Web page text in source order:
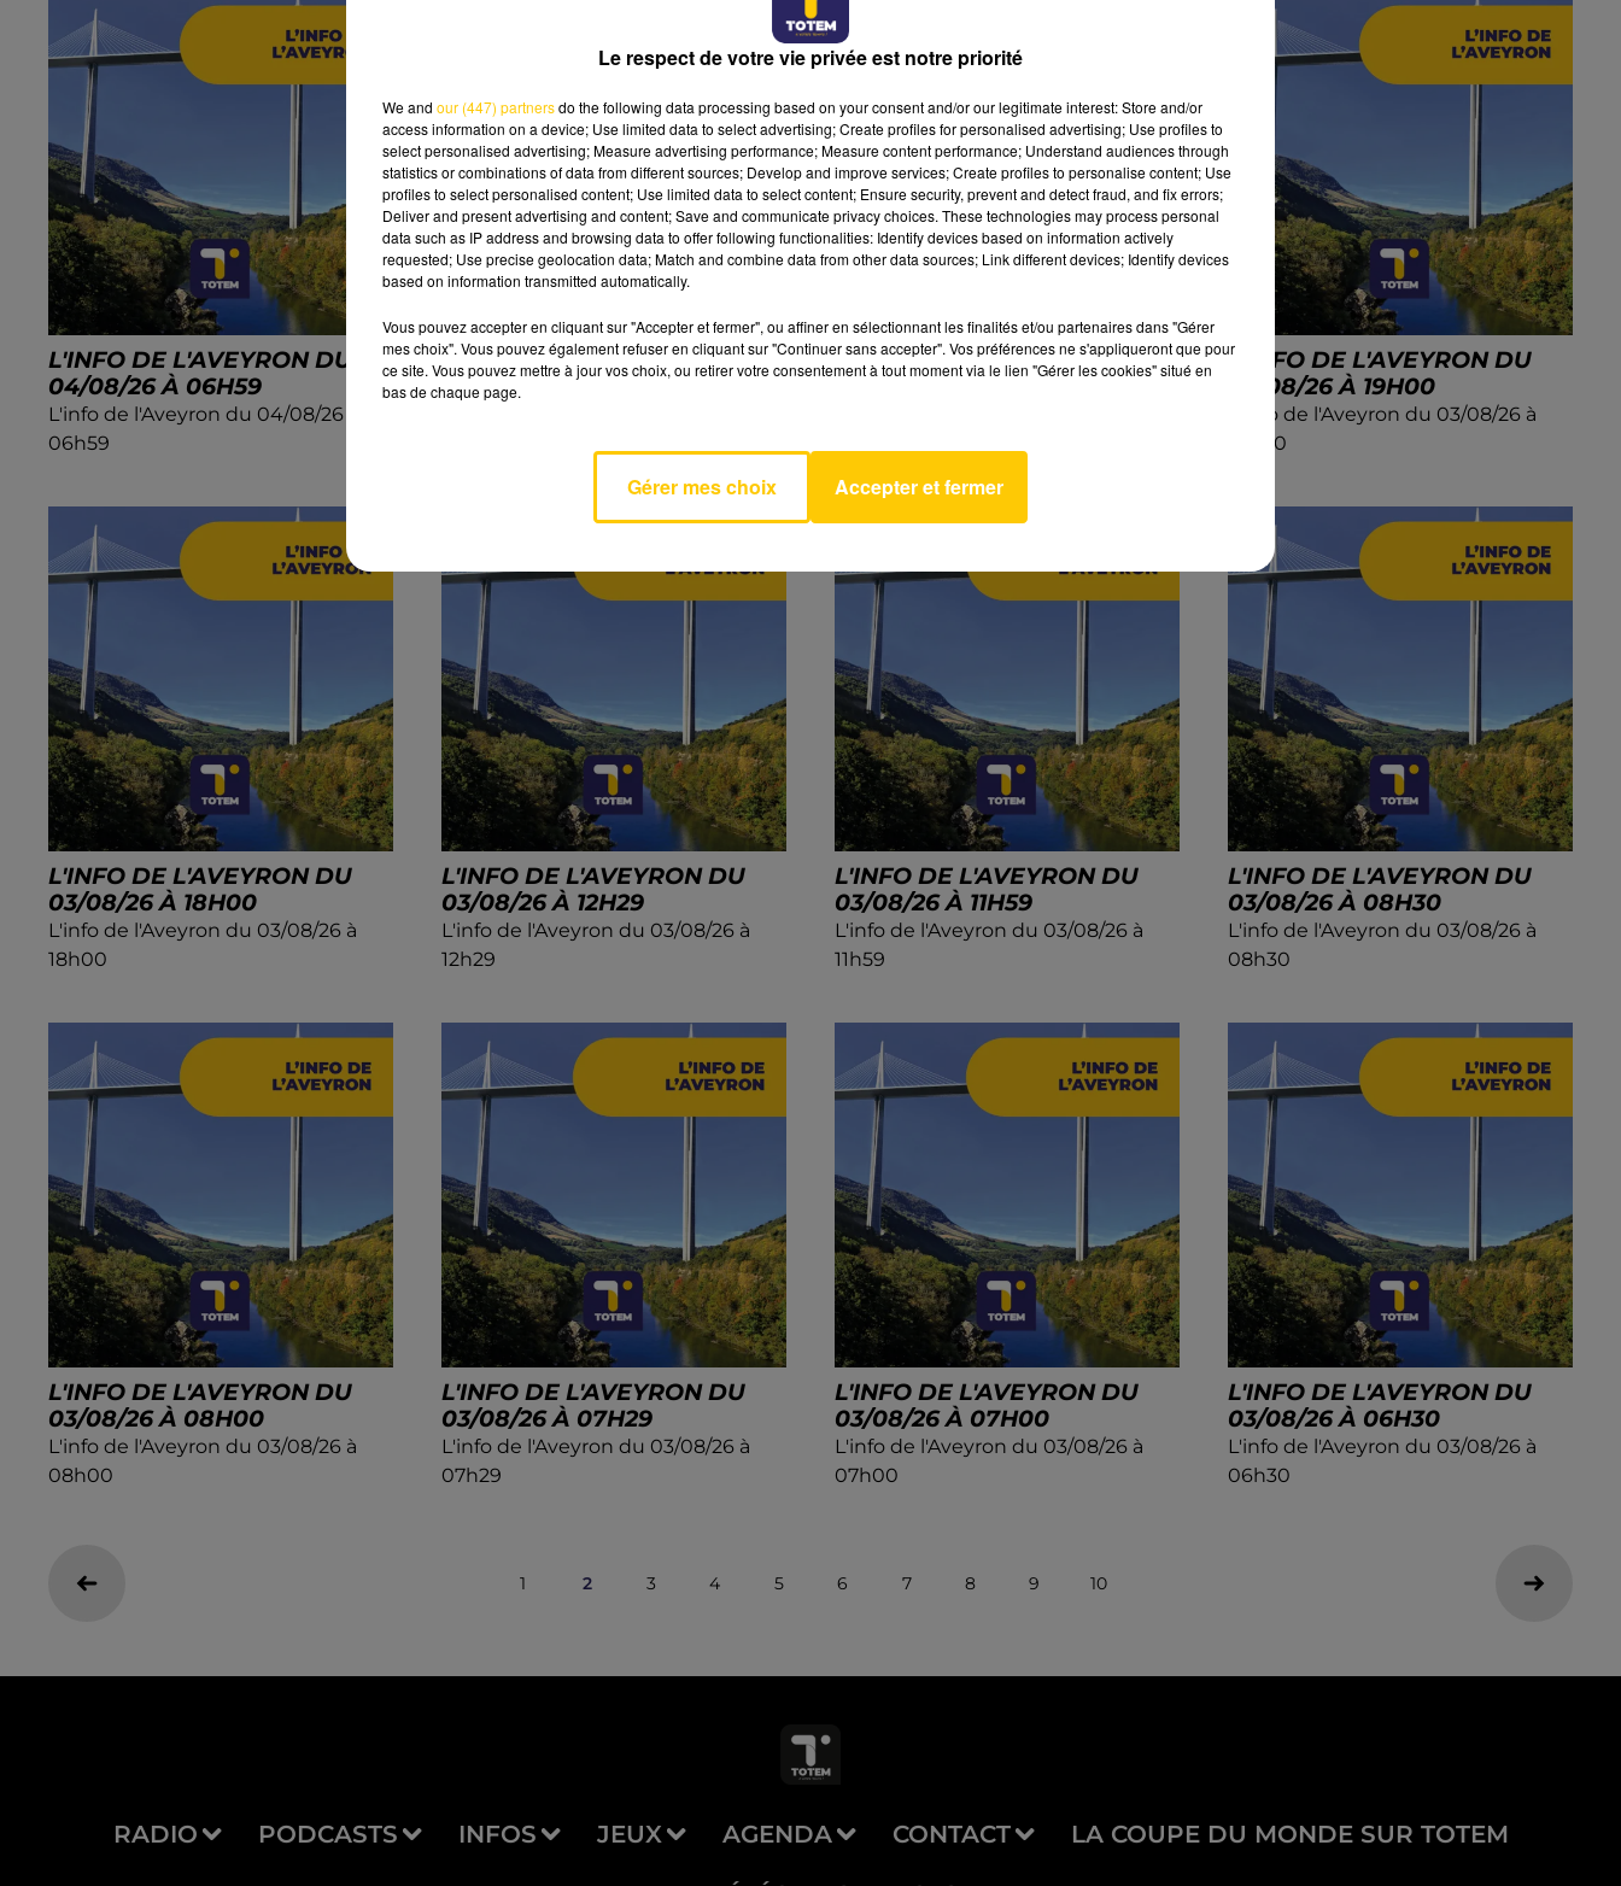
L'INFO DE L'AVEYRON DU
04/08/26 À 06H59
L'info de l'Aveyron du 04/08/26 à
06h59
L'INFO DE L'AVEYRON DU
04/08/26 À 06H29
L'INFO DE L'AVEYRON DU
L'INFO DE L'AVEYRON DU
03/08/26 À 19H00
L'info de l'Aveyron du 03/08/26 à
19h00
L'INFO DE L'AVEYRON DU
03/08/26 À 18H00
L'info de l'Aveyron du 03/08/26 à
18h00
L'INFO DE L'AVEYRON DU
03/08/26 À 12H29
L'info de l'Aveyron du 03/08/26 à
12h29
L'INFO DE L'AVEYRON DU
03/08/26 À 11H59
L'info de l'Aveyron du 03/08/26 à
11h59
L'INFO DE L'AVEYRON DU
03/08/26 À 08H30
L'info de l'Aveyron du 03/08/26 à
08h30
L'INFO DE L'AVEYRON DU
03/08/26 À 08H00
L'info de l'Aveyron du 03/08/26 à
08h00
L'INFO DE L'AVEYRON DU
03/08/26 À 07H29
L'info de l'Aveyron du 03/08/26 à
07h29
L'INFO DE L'AVEYRON DU
03/08/26 À 07H00
L'info de l'Aveyron du 03/08/26 à
07h00
L'INFO DE L'AVEYRON DU
03/08/26 À 06H30
L'info de l'Aveyron du 03/08/26 à
06h30
1 2 3 4 5 6 7 8 9 10
RADIO PODCASTS INFOS JEUX AGENDA CONTACT LA COUPE DU MONDE SUR TOTEM
Le respect de votre vie privée est notre priorité
We and our (447) partnersdo the following data processing based on your consent and/or our legitimate interest: Store and/or
access information on a device; Use limited data to select advertising; Create profiles for personalised advertising; Use profiles to
select personalised advertising; Measure advertising performance; Measure content performance; Understand audiences through
statistics or combinations of data from different sources; Develop and improve services; Create profiles to personalise content; Use
profiles to select personalised content; Use limited data to select content; Ensure security, prevent and detect fraud, and fix errors;
Deliver and present advertising and content; Save and communicate privacy choices. These technologies may process personal
data such as IP address and browsing data to offer following functionalities: Identify devices based on information actively
requested; Use precise geolocation data; Match and combine data from other data sources; Link different devices; Identify devices
based on information transmitted automatically.
Vous pouvez accepter en cliquant sur "Accepter et fermer", ou affiner en sélectionnant les finalités et/ou partenaires dans "Gérer
mes choix". Vous pouvez également refuser en cliquant sur "Continuer sans accepter". Vos préférences ne s'appliqueront que pour
ce site. Vous pouvez mettre à jour vos choix, ou retirer votre consentement à tout moment via le lien "Gérer les cookies" situé en
bas de chaque page.
Gérer mes choix Accepter et fermer